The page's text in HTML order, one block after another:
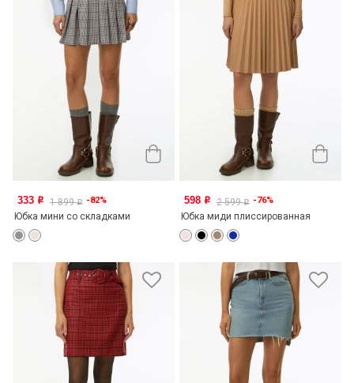
333 o 1 899o -82%
Юбка мини со складками
598 o 2 599o -76%
Юбка миди плиссированная